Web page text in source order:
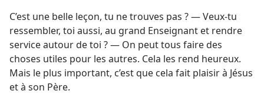
C’est une belle leçon, tu ne trouves pas ? — Veux-​tu
ressembler, toi aussi, au grand Enseignant et rendre
service autour de toi ? — On peut tous faire des
choses utiles pour les autres. Cela les rend heureux.
Mais le plus important, c’est que cela fait plaisir à Jésus
et à son Père.